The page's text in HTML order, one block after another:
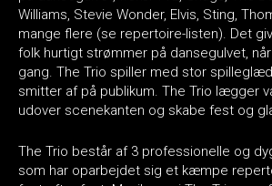
Williams, Stevie Wonder, Elvis, Sting,
mange flere (se repertoire-listen). Det
folk hurtigt strømmer på dansegulvet,
gang. The Trio spiller med stor
smitter af på publikum. The Trio lægger
udover scenekanten og skabe fest og
The Trio består af 3 professionelle og
som har oparbejdet sig et kæmpe